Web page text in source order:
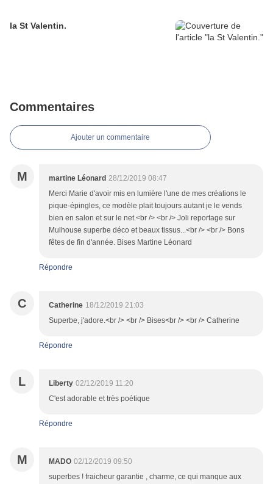
la St Valentin.
Commentaires
Ajouter un commentaire
M martine Léonard 28/12/2019 08:47
Merci Marie d'avoir mis en lumière l'une de mes créations le
pique-épingles, ce modèle plait toujours autant je le vends
bien en salon et sur le net.<br /> <br /> Joli reportage sur
Mulhouse superbe déco et beaux tissus...<br /> <br /> Bons
fêtes de fin d'année. Bises Martine Léonard
Répondre
C Catherine 18/12/2019 21:03
Superbe, j'adore.<br /> <br /> Bises<br /> <br /> Catherine
Répondre
L Liberty 02/12/2019 11:20
C'est adorable et très poétique
Répondre
M MADO 02/12/2019 09:50
superbes ! fraicheur garantie , charme, ce qui manque aux